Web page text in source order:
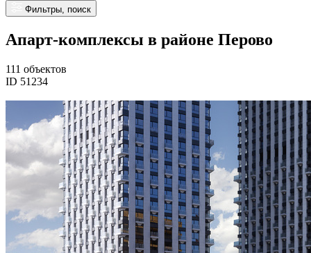
Фильтры, поиск
Апарт-комплексы в районе Перово
111 объектов
ID 51234